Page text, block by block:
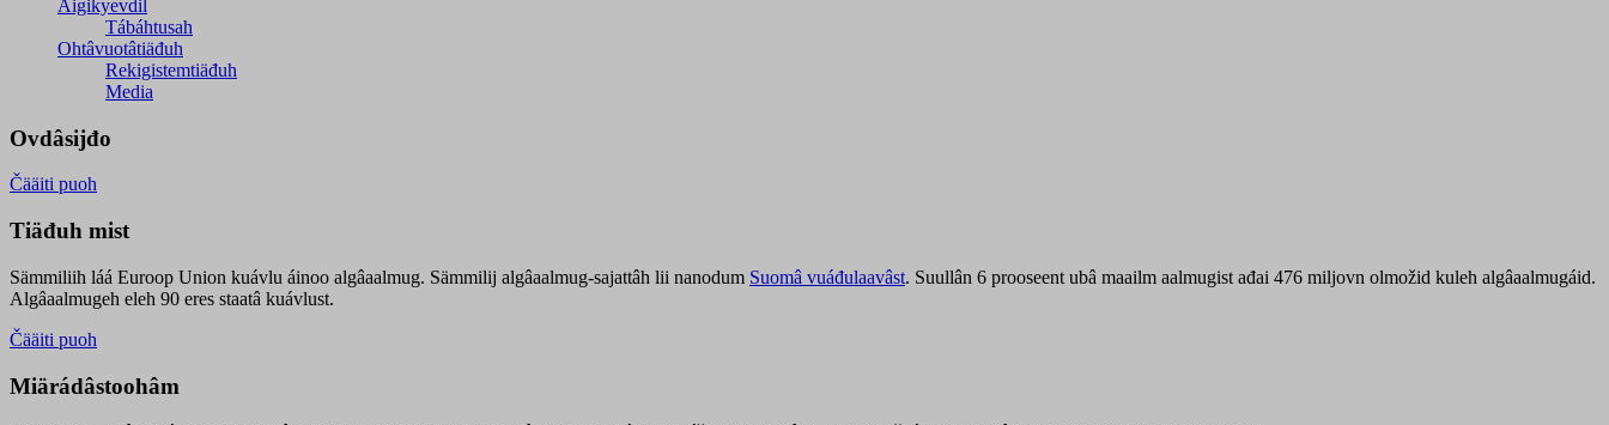
Äigikyevdil
Tábáhtusah
Ohtâvuotâtiäđuh
Rekigistemtiäđuh
Media
Ovdâsijđo
Čääiti puoh
Tiäđuh mist
Sämmiliih láá Euroop Union kuávlu áinoo algâaalmug. Sämmilij algâaalmug-sajattâh lii nanodum Suomâ vuáđulaavâst. Suullân 6 prooseent ubâ maailm aalmugist ađai 476 miljovn olmožid kuleh algâaalmugáid.
Algâaalmugeh eleh 90 eres staatâ kuávlust.
Čääiti puoh
Miärádâstoohâm